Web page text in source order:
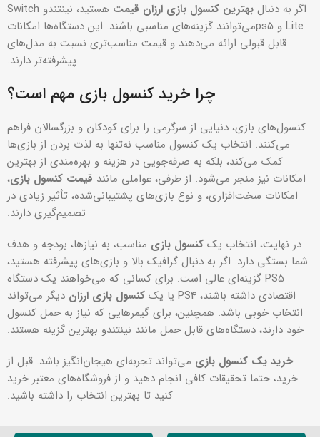
اگر به دنبال بهترین کنسول بازی ارزان قیمت
هستید، نینتندو Switch
Lite و ps5می‌توانند گزینه‌های مناسبی باشند. این دستگاه‌ها امکانات
قابل قبولی ارائه می‌دهند و قیمت مناسب‌تری نسبت به مدل‌های
پیشرفته‌تر دارند.
چرا خرید کنسول بازی مهم است؟
کنسول‌های بازی، دنیایی از سرگرمی را برای کودکان و بزرگسالان فراهم
می‌کنند. انتخاب یک کنسول مناسب نه‌تنها به لذت بردن از بازی‌ها
کمک می‌کند، بلکه به صرفه‌جویی در هزینه و بهره‌مندی از بهترین
امکانات نیز منجر می‌شود. از طرفی، عواملی مانند قیمت کنسول بازی،
امکانات سخت‌افزاری، و نوع بازی‌های پشتیبانی‌شده، تأثیر زیادی در
تصمیم‌گیری دارند.
در نهایت، انتخاب یک کنسول بازی مناسب، به نیازها، بودجه و هدف
شما بستگی دارد. اگر به دنبال گرافیک بالا و بازی‌های پیشرفته هستید،
PS5 گزینه‌ای عالی است. برای کسانی که می‌خواهند یک دستگاه
اقتصادی داشته باشند، PS4 یا یک
کنسول بازی ارزان دیگر می‌تواند
انتخاب خوبی باشد. همچنین، برای گیمرهایی که نیاز به حمل کنسول
خود دارند، دستگاه‌های قابل حمل مانند نینتندو بهترین گزینه هستند.
خرید یک کنسول بازی می‌تواند تجربه‌ای هیجان‌انگیز باشد. قبل از
خرید، حتما تحقیقات کافی انجام دهید و از فروشگاه‌های معتبر خرید
کنید تا بهترین انتخاب را داشته باشید.